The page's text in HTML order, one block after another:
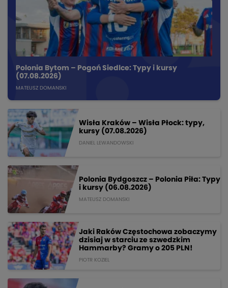
Polonia Bytom – Pogoń Siedlce: Typy i kursy
(07.08.2026)
MATEUSZ DOMANSKI
Wisła Kraków – Wisła Płock: typy,
kursy (07.08.2026)
DANIEL LEWANDOWSKI
Polonia Bydgoszcz – Polonia Piła: Typy
i kursy (06.08.2026)
MATEUSZ DOMANSKI
Jaki Raków Częstochowa zobaczymy
dzisiaj w starciu ze szwedzkim
Hammarby? Gramy o 205 PLN!
PIOTR KOZIEL